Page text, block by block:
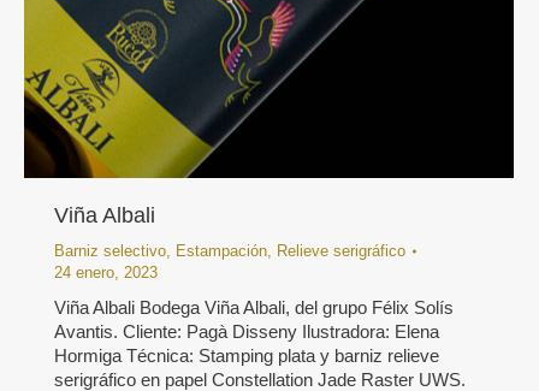
Viña Albali
Barniz selectivo, Estampación, Relieve serigráfico
24 enero, 2023
Viña Albali Bodega Viña Albali, del grupo Félix Solís
Avantis. Cliente: Pagà Disseny Ilustradora: Elena
Hormiga Técnica: Stamping plata y barniz relieve
serigráfico en papel Constellation Jade Raster UWS.